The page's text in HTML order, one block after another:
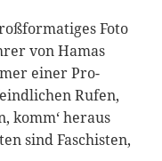
Foto
von Hamas
einer Pro-
Rufen,
komm‘ heraus
sind Faschisten,